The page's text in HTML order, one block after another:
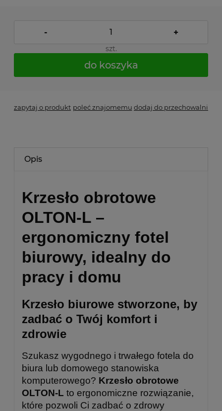
- +
szt.
do koszyka
zapytaj o produkt poleć znajomemu dodaj do przechowalni
Opis
Krzesło obrotowe
OLTON-L –
ergonomiczny fotel
biurowy, idealny do
pracy i domu
Krzesło biurowe stworzone, by
zadbać o Twój komfort i
zdrowie
Szukasz wygodnego i trwałego fotela do
biura lub domowego stanowiska
komputerowego? Krzesło obrotowe
OLTON-L to ergonomiczne rozwiązanie,
które pozwoli Ci zadbać o zdrowy